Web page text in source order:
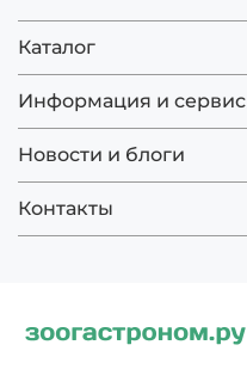
Каталог
Информация и сервис
Новости и блоги
Контакты